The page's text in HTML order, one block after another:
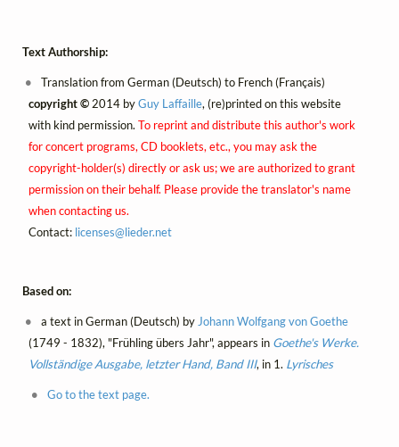
Text Authorship:
Translation from German (Deutsch) to French (Français)
copyright ©2014 byGuy Laffaille, (re)printed on this website
with kind permission. To reprint and distribute this author's work
for concert programs, CD booklets, etc., you may ask the
copyright-holder(s) directly or ask us; we are authorized to grant
permission on their behalf. Please provide the translator's name
when contacting us.
Contact: licenses@lieder.net
Based on:
a text in German (Deutsch) byJohann Wolfgang von Goethe
(1749 - 1832), "Frühling übers Jahr", appears in Goethe's Werke.
Vollständige Ausgabe, letzter Hand, Band III, in 1. Lyrisches
Go to the text page.